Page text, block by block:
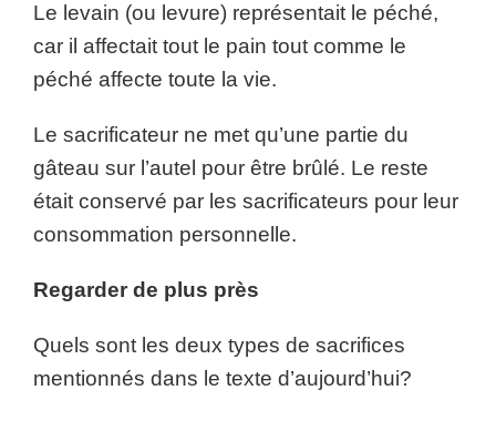
Le levain (ou levure) représentait le péché,
car il affectait tout le pain tout comme le
péché affecte toute la vie.
Le sacrificateur ne met qu’une partie du
gâteau sur l’autel pour être brûlé. Le reste
était conservé par les sacrificateurs pour leur
consommation personnelle.
Regarder de plus près
Quels sont les deux types de sacrifices
mentionnés dans le texte d’aujourd’hui?